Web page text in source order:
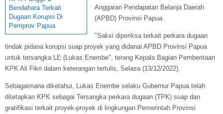
Bendahara Terkait
Dugaan Korupsi Di
Pemprov Papua
Anggaran Pendapatan Belanja Daerah
(APBD) Provinsi Papua.
"Saksi diperiksa terkait perkara dugaan
tindak pidana korupsi suap proyek yang didanai APBD Provinsi Papua
untuk tersangka LE (Lukas Enembe", terang Kepala Bagian Pemberitaan
KPK Ali Fikri dalam keterangan tertulis, Selasa (13/12/2022).
Sebagaimana diketahui, Lukas Enembe selaku Gubernur Papua telah
ditetapkan KPK sebagai Tersangka perkara dugaan (TPK) suap dan
gratifikasi terkait proyek-proyek di lingkungan Pemerintah Provinsi